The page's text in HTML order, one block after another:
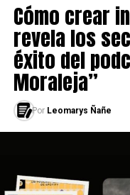
Cómo crear
revela los
éxito del
Moraleja”
Por Leomarys Ñañe